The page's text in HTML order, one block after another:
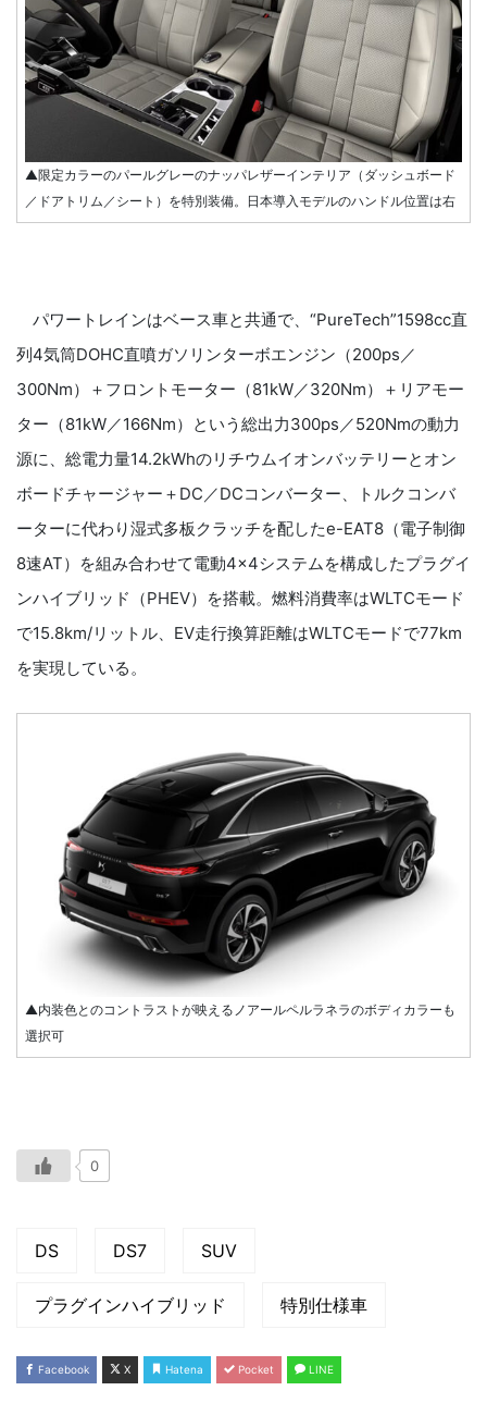
▲限定カラーのパールグレーのナッパレザーインテリア（ダッシュボード
／ドアトリム／シート）を特別装備。日本導入モデルのハンドル位置は右
パワートレインはベース車と共通で、“PureTech”1598cc直
列4気筒DOHC直噴ガソリンターボエンジン（200ps／
300Nm）＋フロントモーター（81kW／320Nm）＋リアモー
ター（81kW／166Nm）という総出力300ps／520Nmの動力
源に、総電力量14.2kWhのリチウムイオンバッテリーとオン
ボードチャージャー＋DC／DCコンバーター、トルクコンバ
ーターに代わり湿式多板クラッチを配したe-EAT8（電子制御
8速AT）を組み合わせて電動4×4システムを構成したプラグイ
ンハイブリッド（PHEV）を搭載。燃料消費率はWLTCモード
で15.8km/リットル、EV走行換算距離はWLTCモードで77km
を実現している。
▲内装色とのコントラストが映えるノアールペルラネラのボディカラーも
選択可
0
DS DS7 SUV
プラグインハイブリッド 特別仕様車
Facebook X Hatena Pocket LINE